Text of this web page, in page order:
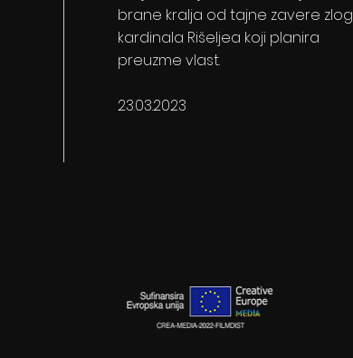
brane kralja od tajne zavere zlog
kardinala Rišeljea koji planira
preuzme vlast.
23.03.2023